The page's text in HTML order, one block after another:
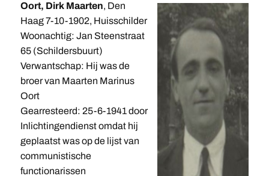
Oort, Dirk Maarten, Den
Haag 7-10-1902, Huisschilder
Woonachtig: Jan Steenstraat
65 (Schildersbuurt)
Verwantschap: Hij was de
broer van Maarten Marinus
Oort
Gearresteerd: 25-6-1941 door
Inlichtingendienst omdat hij
geplaatst was op de lijst van
communistische
functionarissen